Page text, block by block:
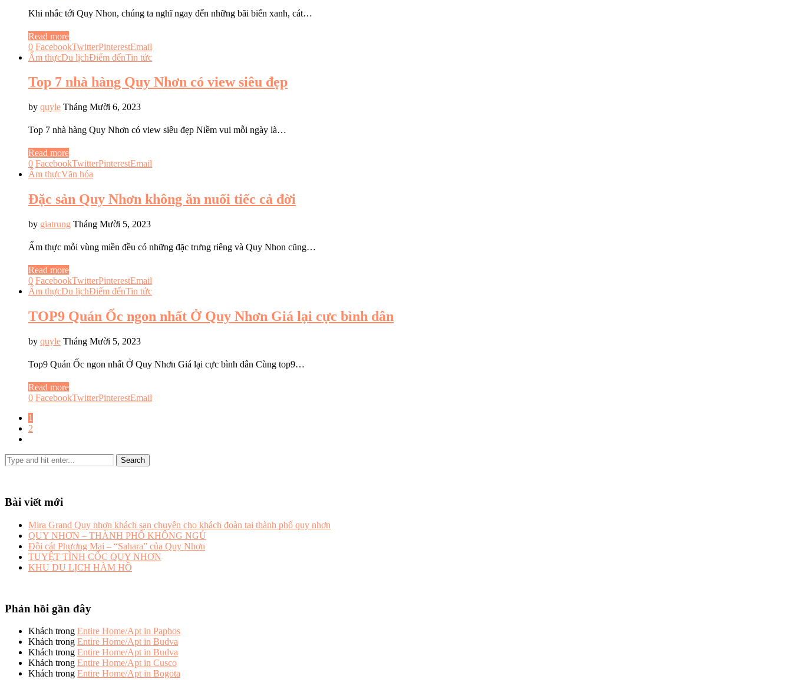
Khi nhắc tới Quy Nhon, chúng ta nghĩ ngay đến những bãi biển xanh, cát…
Read more
0 FacebookTwitterPinterestEmail
Ẩm thựcDu lịchĐiểm đếnTin tức
Top 7 nhà hàng Quy Nhơn có view siêu đẹp
by quyle Tháng Mười 6, 2023
Top 7 nhà hàng Quy Nhơn có view siêu đẹp Niềm vui mỗi ngày là…
Read more
0 FacebookTwitterPinterestEmail
Ẩm thựcVăn hóa
Đặc sản Quy Nhơn không ăn nuối tiếc cả đời
by giatrung Tháng Mười 5, 2023
Ẩm thực mỗi vùng miền đều có những đặc trưng riêng và Quy Nhon cũng…
Read more
0 FacebookTwitterPinterestEmail
Ẩm thựcDu lịchĐiểm đếnTin tức
TOP9 Quán Ốc ngon nhất Ở Quy Nhơn Giá lại cực bình dân
by quyle Tháng Mười 5, 2023
Top9 Quán Ốc ngon nhất Ở Quy Nhơn Giá lại cực bình dân Cùng top9…
Read more
0 FacebookTwitterPinterestEmail
1
2
Bài viết mới
Mira Grand Quy nhơn khách sạn chuyên cho khách đoàn tại thành phố quy nhơn
QUY NHƠN – THÀNH PHỐ KHÔNG NGỦ
Đồi cát Phương Mai – “Sahara” của Quy Nhơn
TUYỆT TÌNH CỐC QUY NHƠN
KHU DU LỊCH HÀM HỒ
Phản hồi gần đây
Khách trong Entire Home/Apt in Paphos
Khách trong Entire Home/Apt in Budva
Khách trong Entire Home/Apt in Budva
Khách trong Entire Home/Apt in Cusco
Khách trong Entire Home/Apt in Bogota